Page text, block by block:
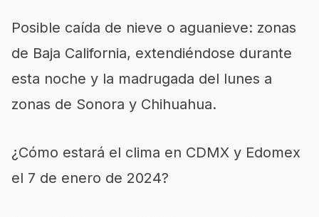
Posible caída de nieve o aguanieve: zonas
de Baja California, extendiéndose durante
esta noche y la madrugada del lunes a
zonas de Sonora y Chihuahua.
¿Cómo estará el clima en CDMX y Edomex
el 7 de enero de 2024?